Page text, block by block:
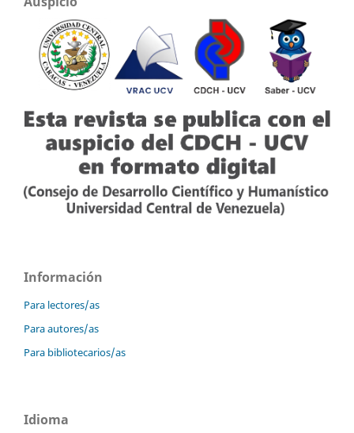
Información
Para lectores/as
Para autores/as
Para bibliotecarios/as
Idioma